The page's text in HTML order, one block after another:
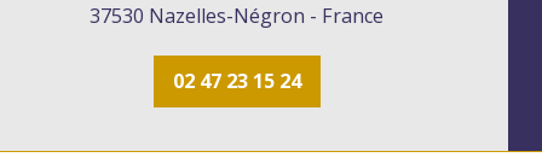
37530 Nazelles-Négron - France
02 47 23 15 24